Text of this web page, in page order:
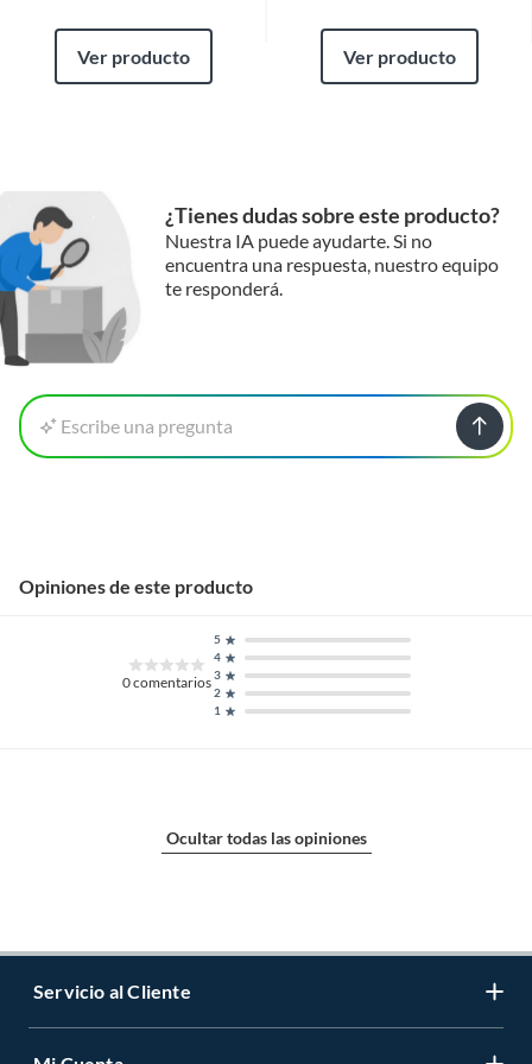
Ver producto Ver producto
¿Tienes dudas sobre este producto?
Nuestra IA puede ayudarte. Si no
encuentra una respuesta, nuestro equipo
te responderá.
Escribe una pregunta
Opiniones de este producto
0comentarios
1
2
3
4
5
Ocultar todas las opiniones
Servicio al Cliente